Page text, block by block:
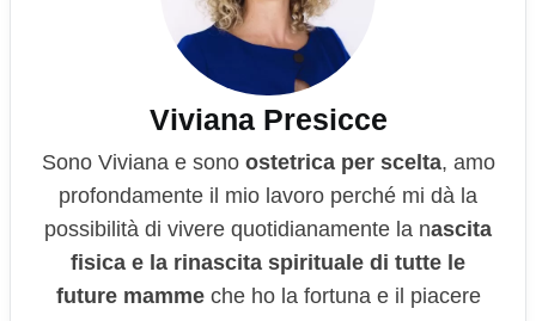
Viviana Presicce
Sono Viviana e sono ostetrica per scelta, amo
profondamente il mio lavoro perché mi dà la
possibilità di vivere quotidianamente la nascita
fisica e la rinascita spirituale di tutte le
future mammeche ho la fortuna e il piacere